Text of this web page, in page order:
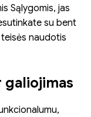
Sąlygomis, jas
su bent
naudotis
galiojimas